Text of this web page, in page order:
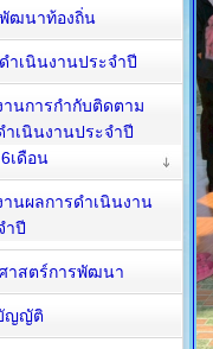
ฒนาท้องถิ่น
ำเนินงานประจำปี
านการกำกับติดตาม
ำเนินงานประจำปี
เดือน
านผลการดำเนินงาน
ำปี
าสตร์การพัฒนา
ญญัติ